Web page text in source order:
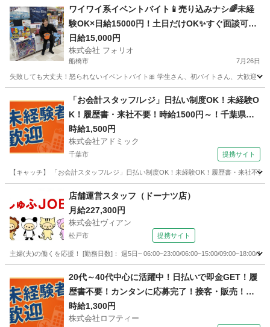
ワイワイ系イベントバイト📱売り込みナシ🌈未経
験OK×日給15000円！土日だけOK✨すぐ面談可能
✨友達と一緒に応募OK🎈
日給15,000円
株式会社 フォリオ
船橋市 7月26日
失敗しても大丈夫！怒られないイベントバイト🎀 学生さん、初バイトさん、大歓迎
その他 給料
「お会計スタッフ/レジ」日払い制度OK！未経験O
K！履歴書・来社不要！時給1500円～！千葉県千
葉市美浜区
時給1,500円
株式会社アドミック
千葉市 提携サイト
【キャッチ】 「お会計スタッフ/レジ」日払い制度OK！未経験OK！履歴書・来社不
その他
店舗運営スタッフ（ドーナツ店）
月給227,300円
株式会社ヴィアン
松戸市 提携サイト
主婦(夫)の働くを応援！ [勤務日数]： 週5日~ 06:00~23:00/06:00~15:00/09:00~18:00/
店長
20代～40代中心に活躍中！日払いで即金GET！履
歴書不要！カンタンに応募完了！接客・販売！時
給1300円！千葉県船橋市
時給1,300円
株式会社ロフティー